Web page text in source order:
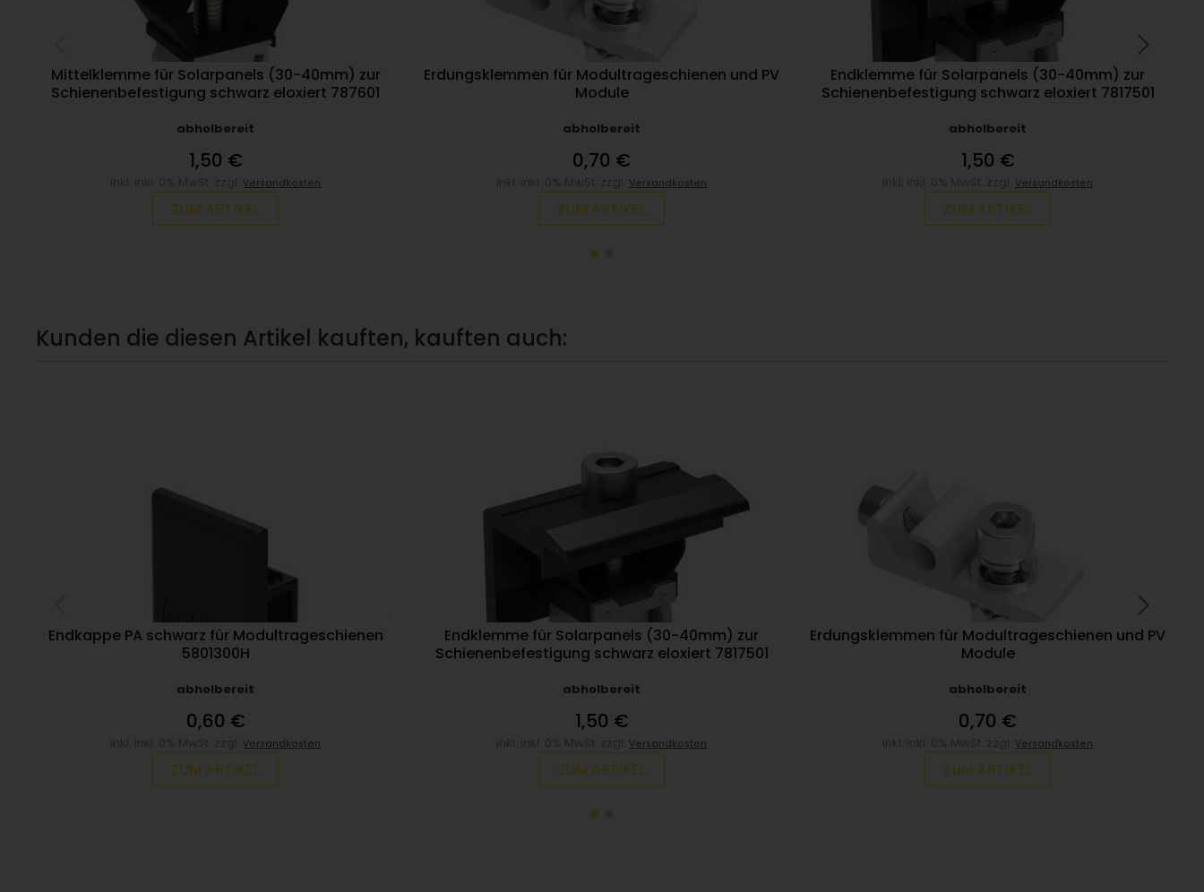
Mittelklemme für Solarpanels (30-40mm) zur
Schienenbefestigung schwarz eloxiert 787601
abholbereit
1,50 €
Versandkosten
ZUM ARTIKEL
Erdungsklemmen für Modultrageschienen und PV
Module
abholbereit
0,70 €
Versandkosten
ZUM ARTIKEL
Endklemme für Solarpanels (30-40mm) zur
Schienenbefestigung schwarz eloxiert 7817501
abholbereit
1,50 €
Versandkosten
ZUM ARTIKEL
Kunden die diesen Artikel kauften, kauften auch:
Endkappe PA schwarz für Modultrageschienen
5801300H
abholbereit
0,60 €
Versandkosten
ZUM ARTIKEL
Endklemme für Solarpanels (30-40mm) zur
Schienenbefestigung schwarz eloxiert 7817501
abholbereit
1,50 €
Versandkosten
ZUM ARTIKEL
Erdungsklemmen für Modultrageschienen und PV
Module
abholbereit
0,70 €
Versandkosten
ZUM ARTIKEL